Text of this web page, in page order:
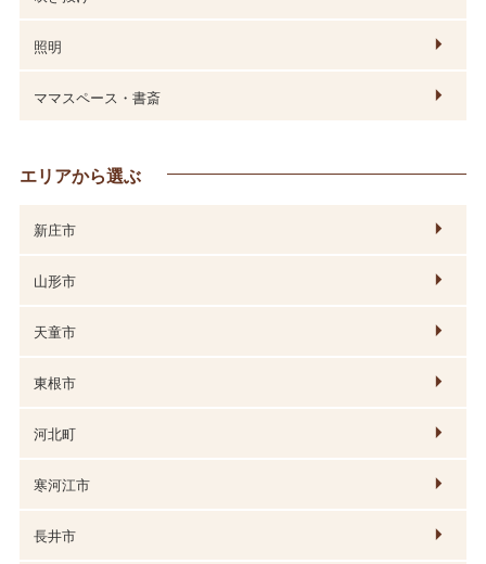
照明
ママスペース・書斎
エリアから選ぶ
新庄市
山形市
天童市
東根市
河北町
寒河江市
長井市